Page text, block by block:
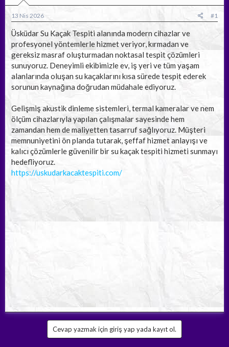
t
a
n
i
h
i
13 Nis 2026 #1
Üsküdar Su Kaçak Tespiti alanında modern cihazlar ve
profesyonel yöntemlerle hizmet veriyor, kırmadan ve
gereksiz masraf oluşturmadan noktasal tespit çözümleri
sunuyoruz. Deneyimli ekibimizle ev, iş yeri ve tüm yaşam
alanlarında oluşan su kaçaklarını kısa sürede tespit ederek
sorunun kaynağına doğrudan müdahale ediyoruz.
Gelişmiş akustik dinleme sistemleri, termal kameralar ve nem
ölçüm cihazlarıyla yapılan çalışmalar sayesinde hem
zamandan hem de maliyetten tasarruf sağlıyoruz. Müşteri
memnuniyetini ön planda tutarak, şeffaf hizmet anlayışı ve
kalıcı çözümlerle güvenilir bir su kaçak tespiti hizmeti sunmayı
hedefliyoruz.
https://uskudarkacaktespiti.com/
Cevap yazmak için giriş yap yada kayıt ol.